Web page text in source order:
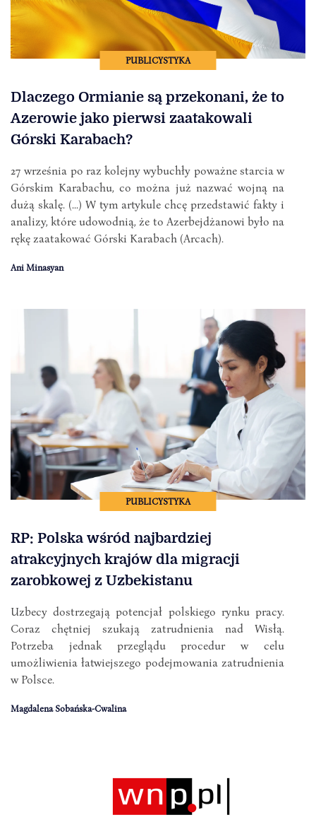
PUBLICYSTYKA
Dlaczego Ormianie są przekonani, że to
Azerowie jako pierwsi zaatakowali
Górski Karabach?
27 września po raz kolejny wybuchły poważne starcia w
Górskim Karabachu, co można już nazwać wojną na
dużą skalę. (...) W tym artykule chcę przedstawić fakty i
analizy, które udowodnią, że to Azerbejdżanowi było na
rękę zaatakować Górski Karabach (Arcach).
Ani Minasyan
PUBLICYSTYKA
RP: Polska wśród najbardziej
atrakcyjnych krajów dla migracji
zarobkowej z Uzbekistanu
Uzbecy dostrzegają potencjał polskiego rynku pracy.
Coraz chętniej szukają zatrudnienia nad Wisłą.
Potrzeba jednak przeglądu procedur w celu
umożliwienia łatwiejszego podejmowania zatrudnienia
w Polsce.
Magdalena Sobańska-Cwalina